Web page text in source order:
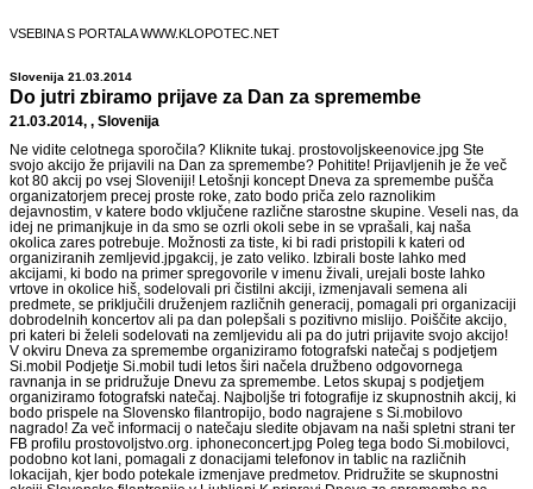
VSEBINA S PORTALA WWW.KLOPOTEC.NET
Slovenija 21.03.2014
Do jutri zbiramo prijave za Dan za spremembe
21.03.2014, , Slovenija
Ne vidite celotnega sporočila? Kliknite tukaj. prostovoljskeenovice.jpg Ste
svojo akcijo že prijavili na Dan za spremembe? Pohitite! Prijavljenih je že več
kot 80 akcij po vsej Sloveniji! Letošnji koncept Dneva za spremembe pušča
organizatorjem precej proste roke, zato bodo priča zelo raznolikim
dejavnostim, v katere bodo vključene različne starostne skupine. Veseli nas, da
idej ne primanjkuje in da smo se ozrli okoli sebe in se vprašali, kaj naša
okolica zares potrebuje. Možnosti za tiste, ki bi radi pristopili k kateri od
organiziranih zemljevid.jpgakcij, je zato veliko. Izbirali boste lahko med
akcijami, ki bodo na primer spregovorile v imenu živali, urejali boste lahko
vrtove in okolice hiš, sodelovali pri čistilni akciji, izmenjavali semena ali
predmete, se priključili druženjem različnih generacij, pomagali pri organizaciji
dobrodelnih koncertov ali pa dan polepšali s pozitivno mislijo. Poiščite akcijo,
pri kateri bi želeli sodelovati na zemljevidu ali pa do jutri prijavite svojo akcijo!
V okviru Dneva za spremembe organiziramo fotografski natečaj s podjetjem
Si.mobil Podjetje Si.mobil tudi letos širi načela družbeno odgovornega
ravnanja in se pridružuje Dnevu za spremembe. Letos skupaj s podjetjem
organiziramo fotografski natečaj. Najboljše tri fotografije iz skupnostnih akcij, ki
bodo prispele na Slovensko filantropijo, bodo nagrajene s Si.mobilovo
nagrado! Za več informacij o natečaju sledite objavam na naši spletni strani ter
FB profilu prostovoljstvo.org. iphoneconcert.jpg Poleg tega bodo Si.mobilovci,
podobno kot lani, pomagali z donacijami telefonov in tablic na različnih
lokacijah, kjer bodo potekale izmenjave predmetov. Pridružite se skupnostni